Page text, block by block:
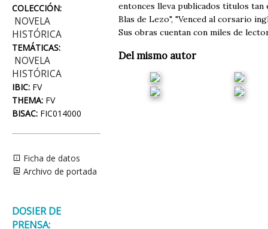
COLECCIÓN:
NOVELA
HISTÓRICA
TEMÁTICAS:
NOVELA
HISTÓRICA
IBIC: FV
THEMA: FV
BISAC: FIC014000
Ficha de datos
Archivo de portada
DOSIER DE
PRENSA:
entonces lleva publicados títulos tan
Blas de Lezo", "Venced al corsario
Sus obras cuentan con miles de
Del mismo autor